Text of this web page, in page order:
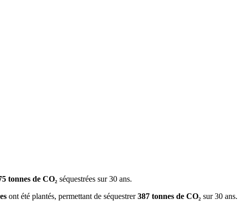
tonnes de CO₂ séquestrées sur 30 ans.
ont été plantés, permettant de séquestrer387 tonnes de CO₂ sur 30 ans.